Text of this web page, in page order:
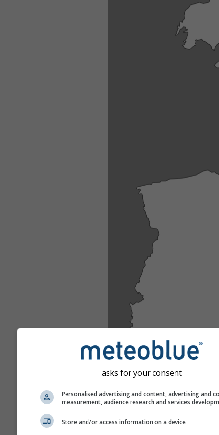
asks for your consent
Personalised advertising and content, advertising and
measurement, audience research and services
Store and/or access information on a device